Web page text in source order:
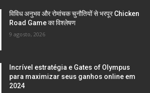
विविध अनुभव और रोमांचक चुनौतियों से भरपूर Chicken
Road Game का विश्लेषण
9 agosto, 2026
Incrível estratégia e Gates of Olympus
para maximizar seus ganhos online em
2024